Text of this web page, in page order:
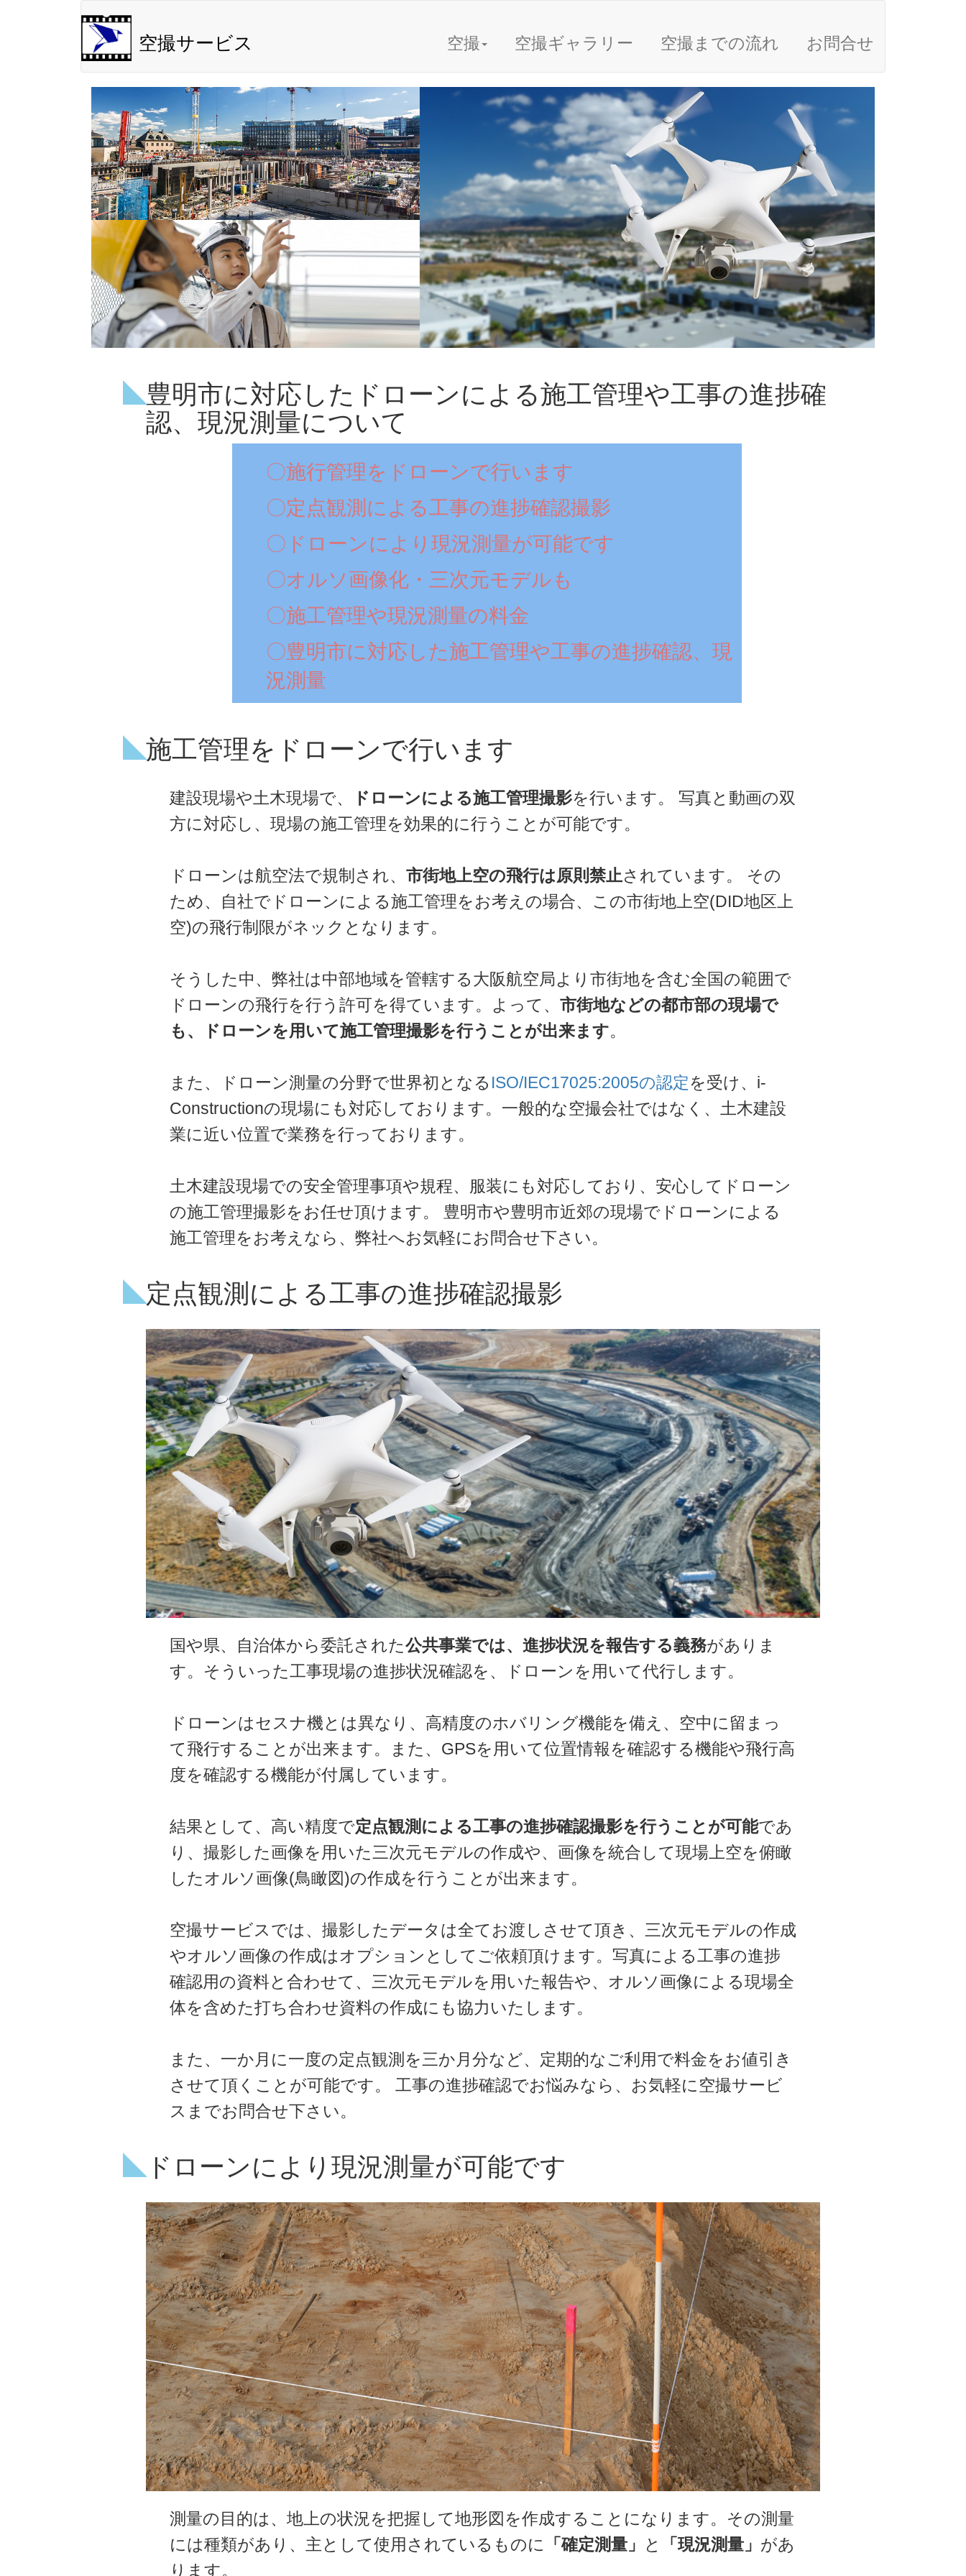
空撮サービス 空撮 空撮ギャラリー 空撮までの流れ お問合せ
豊明市に対応したドローンによる施工管理や工事の進捗確
認、現況測量について
〇施行管理をドローンで行います
〇定点観測による工事の進捗確認撮影
〇ドローンにより現況測量が可能です
〇オルソ画像化・三次元モデルも
〇施工管理や現況測量の料金
〇豊明市に対応した施工管理や工事の進捗確認、現
況測量
施工管理をドローンで行います
建設現場や土木現場で、 ドローンによる施工管理撮影を行います。 写真と動画の双
方に対応し、現場の施工管理を効果的に行うことが可能です。
ドローンは航空法で規制され、 市街地上空の飛行は原則禁止されています。 その
ため、自社でドローンによる施工管理をお考えの場合、この市街地上空(DID地区上
空)の飛行制限がネックとなります。
そうした中、弊社は中部地域を管轄する大阪航空局より市街地を含む全国の範囲で
ドローンの飛行を行う許可を得ています。よって、 市街地などの都市部の現場で
も、ドローンを用いて施工管理撮影を行うことが出来ます。
また、ドローン測量の分野で世界初となる ISO/IEC17025:2005の認定を受け、i-
Constructionの現場にも対応しております。一般的な空撮会社ではなく、土木建設
業に近い位置で業務を行っております。
土木建設現場での安全管理事項や規程、服装にも対応しており、安心してドローン
の施工管理撮影をお任せ頂けます。 豊明市や豊明市近郊の現場でドローンによる
施工管理をお考えなら、弊社へお気軽にお問合せ下さい。
定点観測による工事の進捗確認撮影
国や県、自治体から委託された公共事業では、進捗状況を報告する義務がありま
す。そういった工事現場の進捗状況確認を、ドローンを用いて代行します。
ドローンはセスナ機とは異なり、高精度のホバリング機能を備え、空中に留まっ
て飛行することが出来ます。また、GPSを用いて位置情報を確認する機能や飛行高
度を確認する機能が付属しています。
結果として、高い精度で定点観測による工事の進捗確認撮影を行うことが可能であ
り、撮影した画像を用いた三次元モデルの作成や、画像を統合して現場上空を俯瞰
したオルソ画像(鳥瞰図)の作成を行うことが出来ます。
空撮サービスでは、撮影したデータは全てお渡しさせて頂き、三次元モデルの作成
やオルソ画像の作成はオプションとしてご依頼頂けます。写真による工事の進捗
確認用の資料と合わせて、三次元モデルを用いた報告や、オルソ画像による現場全
体を含めた打ち合わせ資料の作成にも協力いたします。
また、一か月に一度の定点観測を三か月分など、定期的なご利用で料金をお値引き
させて頂くことが可能です。 工事の進捗確認でお悩みなら、お気軽に空撮サービ
スまでお問合せ下さい。
ドローンにより現況測量が可能です
測量の目的は、地上の状況を把握して地形図を作成することになります。その測量
には種類があり、主として使用されているものに
「確定測量」 と 「現況測量」 があ
ります。